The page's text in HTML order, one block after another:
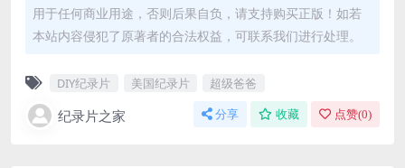
用于任何商业用途，否则后果自负，请支持购买正版！如若
本站内容侵犯了原著者的合法权益，可联系我们进行处理。
DIY纪录片 美国纪录片 超级爸爸
纪录片之家 分享 收藏 点赞(0)